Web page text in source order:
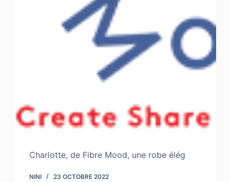
Charlotte, de Fibre Mood, une robe élég
NINI 23 OCTOBRE 2022